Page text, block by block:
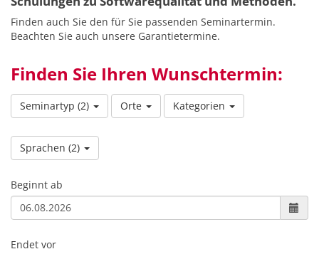
Finden auch Sie den für Sie passenden Seminartermin.
Beachten Sie auch unsere Garantietermine.
Finden Sie Ihren Wunschtermin:
Seminartyp (2) Orte Kategorien
Sprachen (2)
Beginnt ab
Endet vor